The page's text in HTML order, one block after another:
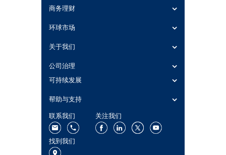
商务理财
环球市场
关于我们
公司治理
可持续发展
帮助与支持
联系我们
关注我们
找到我们